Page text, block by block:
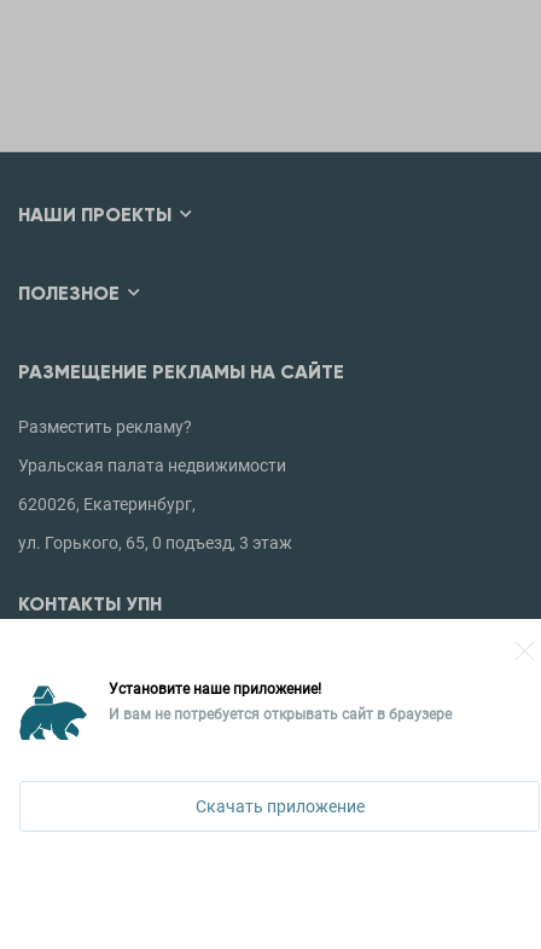
НАШИ ПРОЕКТЫ
ПОЛЕЗНОЕ
РАЗМЕЩЕНИЕ РЕКЛАМЫ НА САЙТЕ
Разместить рекламу?
Уральская палата недвижимости
620026, Екатеринбург,
ул. Горького, 65, 0 подъезд, 3 этаж
КОНТАКТЫ УПН
+7 343 367-67-60
ДОСТУПНО В
Установите наше приложение!
И вам не потребуется открывать сайт в браузере
Скачать приложение